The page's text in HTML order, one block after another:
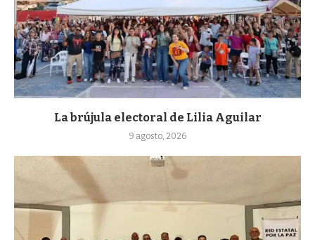
La brújula electoral de Lilia Aguilar
9 agosto, 2026